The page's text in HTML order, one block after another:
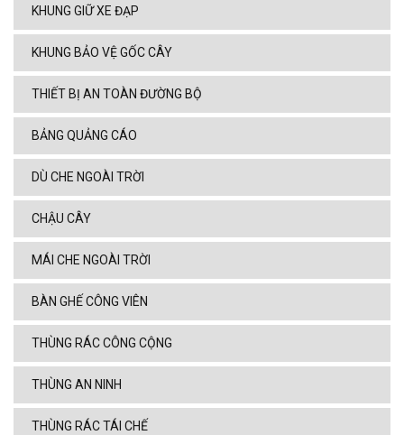
KHUNG GIỮ XE ĐẠP
KHUNG BẢO VỆ GỐC CÂY
THIẾT BỊ AN TOÀN ĐƯỜNG BỘ
BẢNG QUẢNG CÁO
DÙ CHE NGOÀI TRỜI
CHẬU CÂY
MÁI CHE NGOÀI TRỜI
BÀN GHẾ CÔNG VIÊN
THÙNG RÁC CÔNG CỘNG
THÙNG AN NINH
THÙNG RÁC TÁI CHẾ